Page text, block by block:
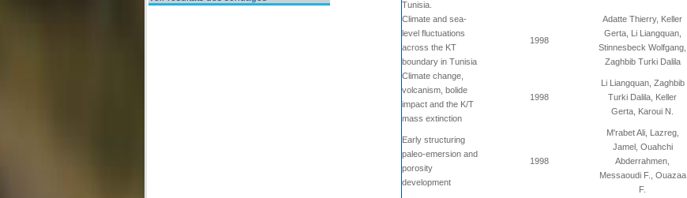
Tunisia.
Climate and sea-
level fluctuations
across the KT
boundary in Tunisia
1998
Adatte Thierry, Keller
Gerta, Li Liangquan,
Stinnesbeck Wolfgang,
Zaghbib Turki Dalila
Climate change,
volcanism, bolide
impact and the K/T
mass extinction
1998
Li Liangquan, Zaghbib
Turki Dalila, Keller
Gerta, Karoui N.
Early structuring
paleo-emersion and
porosity
development
1998
M'rabet Ali, Lazreg,
Jamel, Ouahchi
Abderrahmen,
Messaoudi F., Ouazaa
F.